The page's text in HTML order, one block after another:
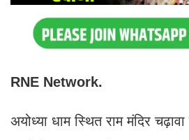
RNE Network.
अयोध्या धाम स्थित राम मंदिर